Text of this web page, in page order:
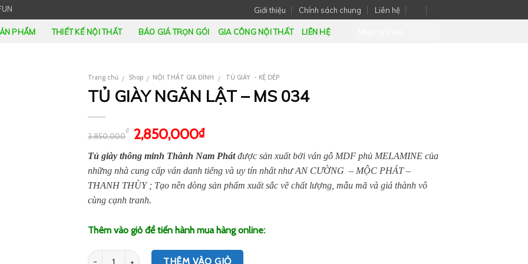
Giới thiệu Chính sách chung Liên hệ
PHẨM THIẾT KẾ NỘI THẤT BÁO GIÁ TRỌN GÓI GIA CÔNG NỘI THẤT LIÊN HỆ
Trang chủ / Shop / NỘI THẤT GIA ĐÌNH / TỦ GIÀY - KỆ DÉP
TỦ GIÀY NGĂN LẬT – MS 034
3,850,000
₫ 2,850,000₫
Tủ giày thông minh Thành Nam Phátđược sản xuất bởi ván gỗ MDF phủ MELAMINE của
những nhà cung cấp ván danh tiếng và uy tín nhất như AN CƯỜNG – MỘC PHÁT –
THANH THÙY ; Tạo nên dòng sản phẩm xuất sắc về chất lượng, mẫu mã và giá thành vô
cùng cạnh tranh.
Thêm vào giỏ để tiến hành mua hàng online:
Số lượng THÊM VÀO GIỎ